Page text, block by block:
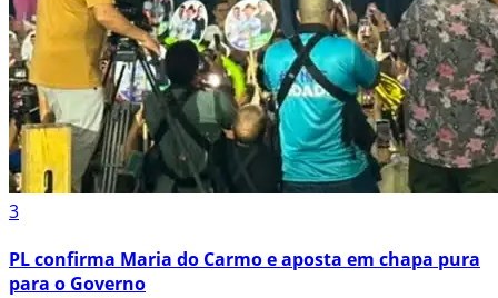
3
PL confirma Maria do Carmo e aposta em chapa pura
para o Governo